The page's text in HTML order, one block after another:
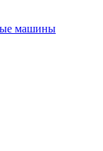
машины